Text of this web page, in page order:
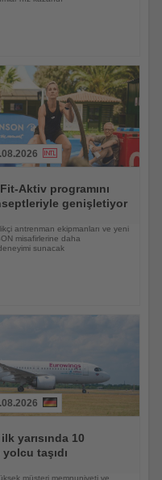
Aktiv programını
genişletiyor
antrenman ekipmanları ve yeni
misafirlerine daha
sunacak
yarısında 10
taşıdı
müşteri memnuniyeti ve